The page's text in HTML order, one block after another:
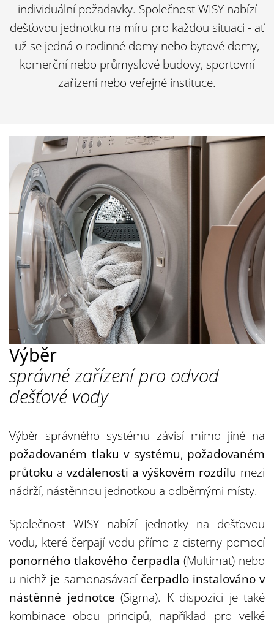
individuální požadavky. Společnost WISY nabízí
dešťovou jednotku na míru pro každou situaci - ať
už se jedná o rodinné domy nebo bytové domy,
komerční nebo průmyslové budovy, sportovní
zařízení nebo veřejné instituce.
Výběr
správné zařízení pro odvod
dešťové vody
Výběr správného systému závisí mimo jiné na
požadovaném tlaku v systému, požadovaném
průtoku a vzdálenosti a výškovém rozdílu mezi
nádrží, nástěnnou jednotkou a odběrnými místy.
Společnost WISY nabízí jednotky na dešťovou
vodu, které čerpají vodu přímo z cisterny pomocí
ponorného tlakového čerpadla (Multimat) nebo
u nichž je samonasávací čerpadlo instalováno v
nástěnné jednotce (Sigma). K dispozici je také
kombinace obou principů, například pro velké